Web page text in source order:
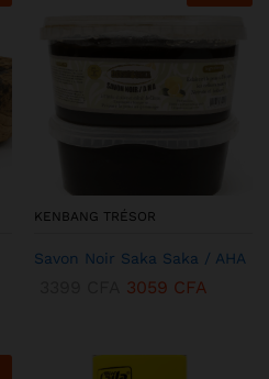
KENBANG TRÉSOR
Savon Noir Saka Saka / AHA
3059 CFA